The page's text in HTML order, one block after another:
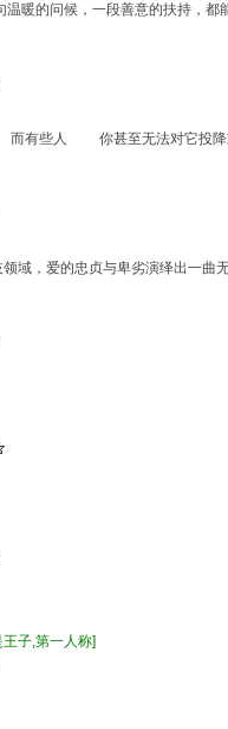
暖的问候，一段善意的扶持，
些人 你甚至无法对它投降
，爱的忠贞与卑劣演绎出一曲
王子,第一人称]